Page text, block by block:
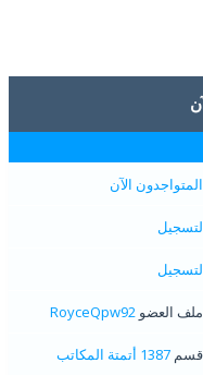
الآن
العضوRoyceQpw92
قسم1387 أتمتة المكاتب